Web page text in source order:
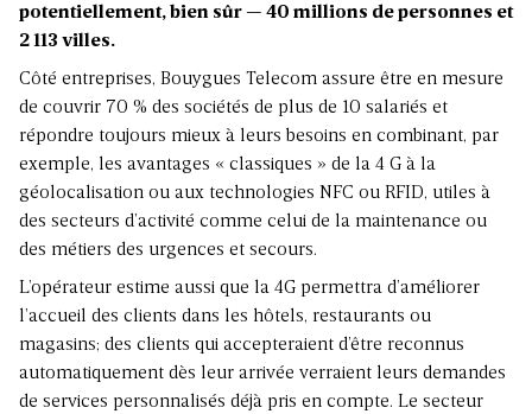
potentiellement, bien sûr — 40 millions de personnes et
2 113 villes.
Côté entreprises, Bouygues Telecom assure être en mesure
de couvrir 70 % des sociétés de plus de 10 salariés et
répondre toujours mieux à leurs besoins en combinant, par
exemple, les avantages « classiques » de la 4 G à la
géolocalisation ou aux technologies NFC ou RFID, utiles à
des secteurs d’activité comme celui de la maintenance ou
des métiers des urgences et secours.
L’opérateur estime aussi que la 4G permettra d’améliorer
l’accueil des clients dans les hôtels, restaurants ou
magasins; des clients qui accepteraient d’être reconnus
automatiquement dès leur arrivée verraient leurs demandes
de services personnalisés déjà pris en compte. Le secteur